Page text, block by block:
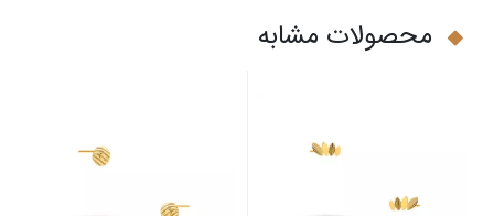
محصولات مشابه